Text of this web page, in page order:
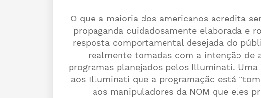
O que a maioria dos americanos acredita
propaganda cuidadosamente elaborada e
resposta comportamental desejada do
realmente tomadas com a intenção de
programas planejados pelos Illuminati.
aos Illuminati que a programação está
aos manipuladores da NOM que eles